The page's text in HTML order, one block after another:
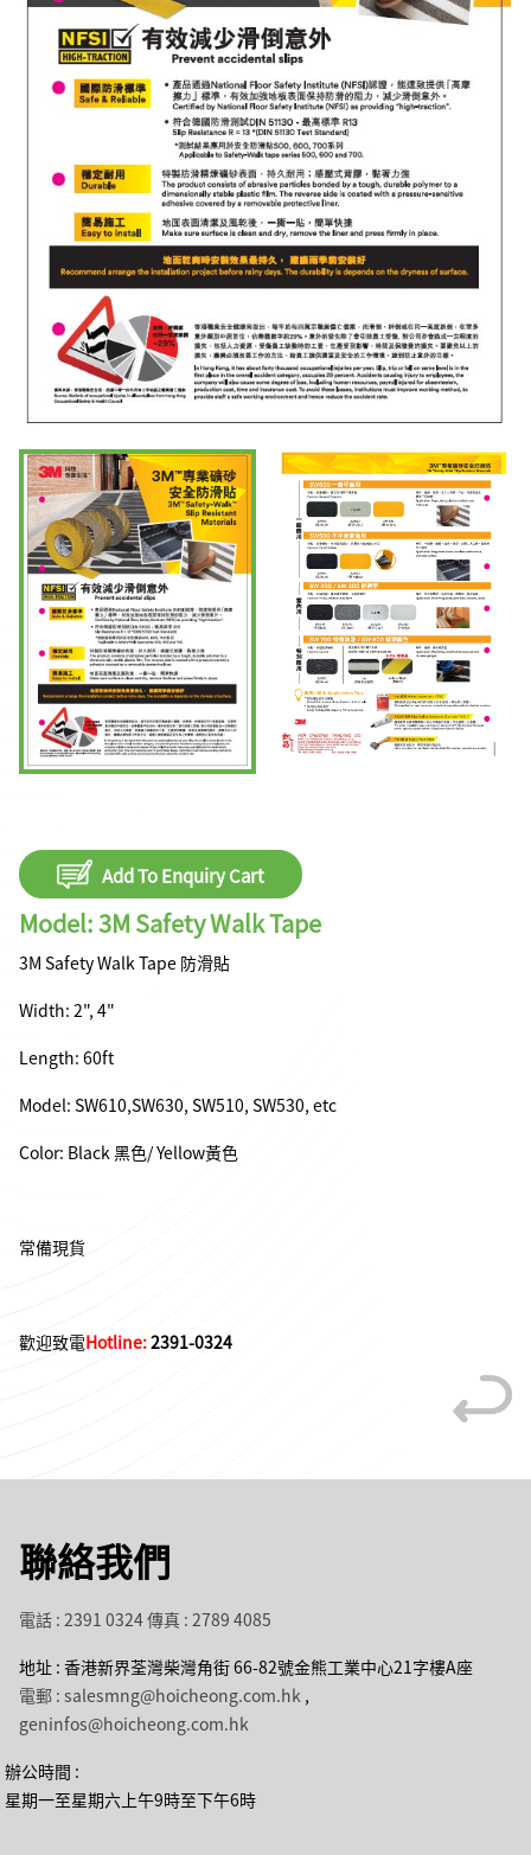
Add To Enquiry Cart
Model: 3M Safety Walk Tape
3M Safety Walk Tape 防滑貼
Width: 2", 4"
Length: 60ft
Model: SW610,SW630, SW510, SW530, etc
Color: Black 黑色/ Yellow黃色
常備現貨
歡迎致電Hotline:2391-0324
聯絡我們
電話 : 2391 0324傳真 : 2789 4085
地址 : 香港新界荃灣柴灣角街 66-82號金熊工業中心21字樓A座
電郵 : salesmng@hoicheong.com.hk ,
geninfos@hoicheong.com.hk
辦公時間 :
星期一至星期六上午9時至下午6時